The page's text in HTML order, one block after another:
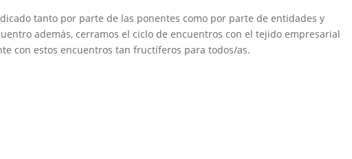
tanto por parte de las ponentes como por parte de entidades y
además, cerramos el ciclo de encuentros con el tejido empresarial
con estos encuentros tan fructíferos para todos/as.